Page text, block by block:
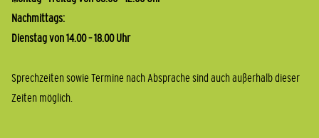
Nachmittags:
Dienstag von 14.00 – 18.00 Uhr
Sprechzeiten sowie Termine nach Absprache sind auch außerhalb dieser
Zeiten möglich.